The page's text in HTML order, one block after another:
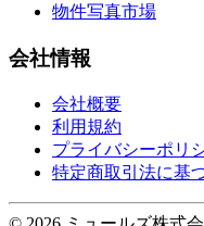
物件写真市場
会社情報
会社概要
利用規約
プライバシーポリ
特定商取引法に基